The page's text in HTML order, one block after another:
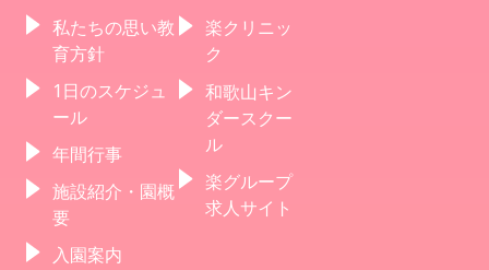
私たちの思い教
育方針
1日のスケジュ
ール
年間行事
施設紹介・園概
要
入園案内
楽クリニッ
ク
和歌山キン
ダースクー
ル
楽グループ
求人サイト